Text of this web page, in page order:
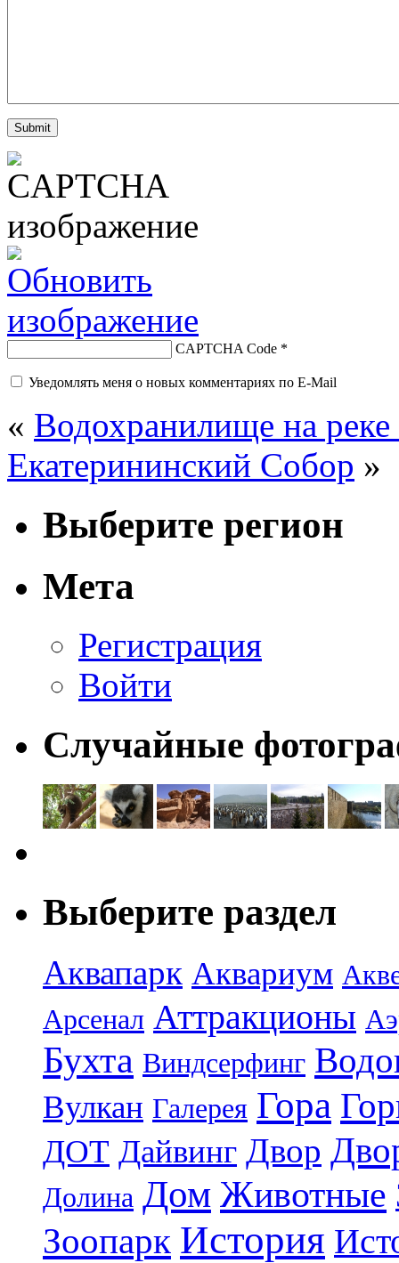
CAPTCHA Code *
Уведомлять меня о новых комментариях по E-Mail
« Водохранилище на
Екатерининский Собор »
Выберите регион
Мета
Регистрация
Войти
Случайные
Выберите раздел
Аквапарк Аквариум
Арсенал Аттракционы
Бухта Виндсерфинг
Вулкан Галерея Гора
ДОТ Дайвинг Двор
Долина Дом Животные
Зоопарк История